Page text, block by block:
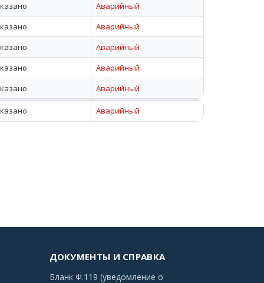
Аварийный
Аварийный
Аварийный
Аварийный
Аварийный
Аварийный
ДОКУМЕНТЫ И СПРАВКА
Бланк Ф.119 (уведомление о